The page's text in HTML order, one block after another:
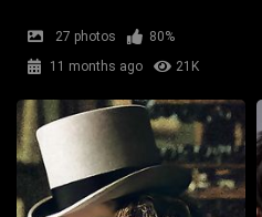
27 photos
80%
11 months ago
21K